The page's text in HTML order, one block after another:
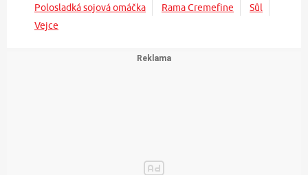
Polosladká sojová omáčka
Rama Cremefine
Sůl
Vejce